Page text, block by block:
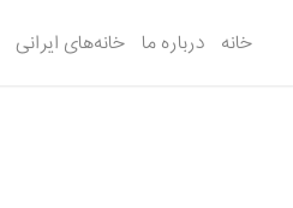
خانه درباره ما خانه‌های ایرانی